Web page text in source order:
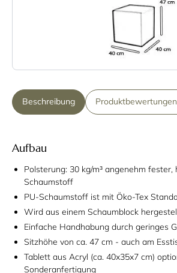
Beschreibung
Aufbau
Polsterung: 30 kg/m³ angenehm
Schaumstoff
PU-Schaumstoff ist mit Öko-Tex
Wird aus einem Schaumblock
Einfache Handhabung durch geringes
Sitzhöhe von ca. 47 cm - auch am
Tablett aus Acryl (ca. 40x35x7 cm)
Sonderanfertigung